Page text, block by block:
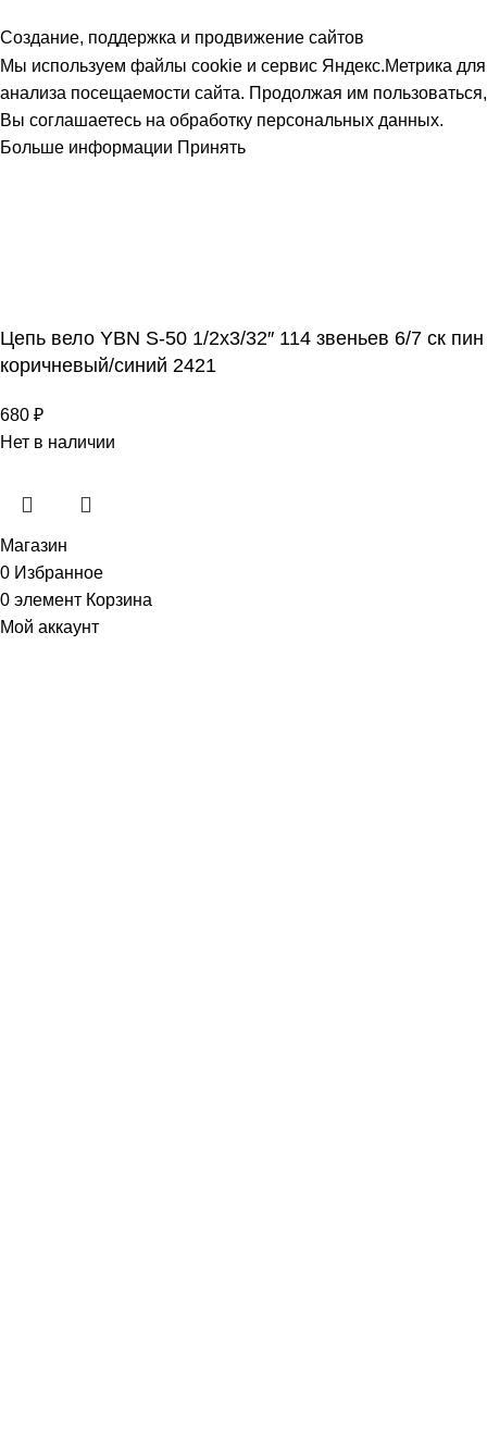
Создание, поддержка и продвижение сайтов
Мы используем файлы cookie и сервис Яндекс.Метрика для
анализа посещаемости сайта. Продолжая им пользоваться,
Вы соглашаетесь на обработку персональных данных.
Больше информации Принять
Цепь вело YBN S-50 1/2х3/32″ 114 звеньев 6/7 ск пин
коричневый/синий 2421
680 ₽
Нет в наличии
Магазин
0 Избранное
0 элемент Корзина
Мой аккаунт